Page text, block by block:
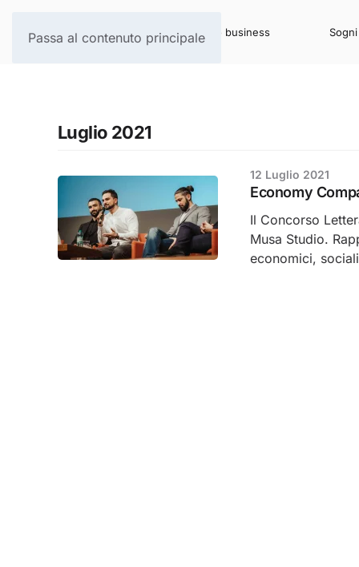
Passa al contenuto principalePer il tuo business
Luglio 2021
12 Luglio 2021
Economy
Il Concorso
Musa Studio.
economici,